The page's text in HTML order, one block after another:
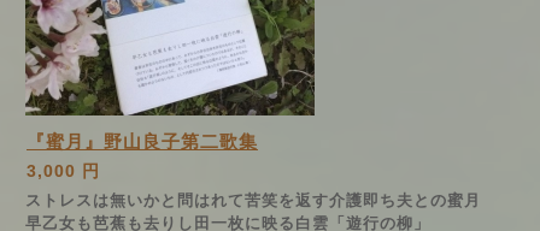
『蜜月』野山良子第二歌集
3,000 円
ストレスは無いかと問はれて苦笑を返す介護即ち夫との蜜月
早乙女も芭蕉も去りし田一枚に映る白雲「遊行の柳」